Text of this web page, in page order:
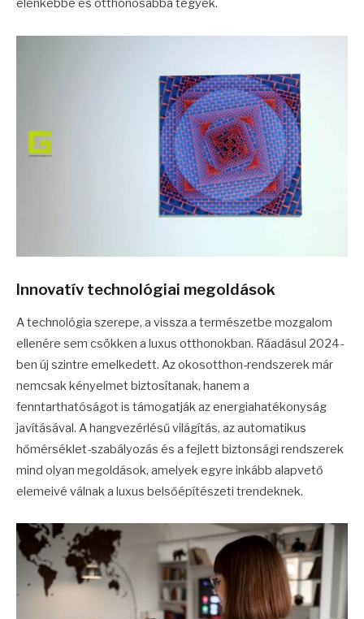
élénkebbé és otthonosabbá tegyék.
Innovatív technológiai megoldások
A technológia szerepe, a vissza a természetbe mozgalom
ellenére sem csökken a luxus otthonokban. Ráadásul 2024-
ben új szintre emelkedett. Az okosotthon-rendszerek már
nemcsak kényelmet biztosítanak, hanem a
fenntarthatóságot is támogatják az energiahatékonyság
javításával. A hangvezérlésű világítás, az automatikus
hőmérséklet-szabályozás és a fejlett biztonsági rendszerek
mind olyan megoldások, amelyek egyre inkább alapvető
elemeivé válnak a luxus belsőépítészeti trendeknek.